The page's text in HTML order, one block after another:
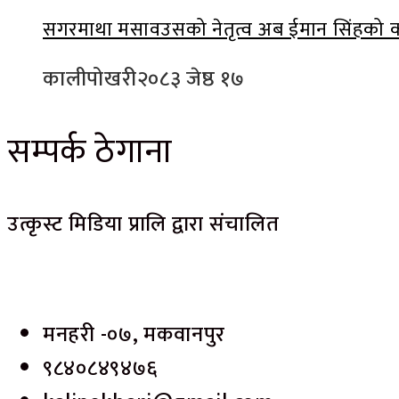
सगरमाथा मसावउसको नेतृत्व अब ईमान सिंहको
कालीपोखरी२०८३ जेष्ठ १७
सम्पर्क ठेगाना
उत्कृस्ट मिडिया प्रालि द्वारा संचालित
मनहरी -०७, मकवानपुर
९८४०८४९४७६